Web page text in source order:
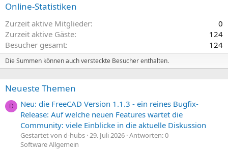
Online-Statistiken
Zurzeit aktive Mitglieder
0
Zurzeit aktive Gäste
124
Besucher gesamt
124
Die Summen können auch versteckte Besucher enthalten.
Neueste Themen
D
Neu: die FreeCAD Version 1.1.3 - ein reines Bugfix-
Release: Auf welche neuen Features wartet die
Community: viele Einblicke in die aktuelle Diskussion
Gestartet von d-hubs 29. Juli 2026 Antworten: 0
Software Allgemein